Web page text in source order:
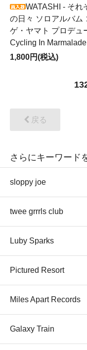
WATASHI - それ
の日々 ソロアルバム
ゲ・ヤマト プロデュ
Cycling In Marmalade
1,800円(税込)
戻る
さらにキーワード
sloppy joe
twee grrrls club
Luby Sparks
Pictured Resort
Miles Apart Records
Galaxy Train